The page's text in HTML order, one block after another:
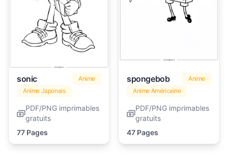
sonic
Anime
Anime Japonais
PDF/PNG imprimables
gratuits
77 Pages
spongebob
Anime
Anime Américaine
PDF/PNG imprimables
gratuits
47 Pages